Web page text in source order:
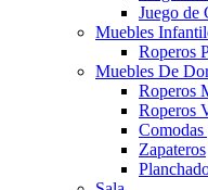
Juego de
Muebles
Roperos
Muebles De
Roperos
Roperos
Comodas
Zapateros